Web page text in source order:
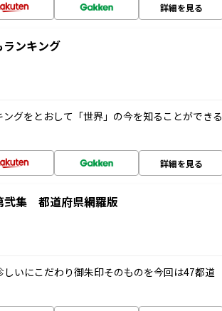
詳細を見る
ンキング
グをとおして「世界」の今を知ることができる
詳細を見る
集 都道府県網羅版
しいにこだわり御朱印そのものを今回は47都道